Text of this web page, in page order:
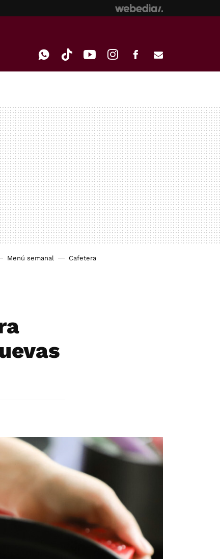
MAIL
Menú semanal Cafetera